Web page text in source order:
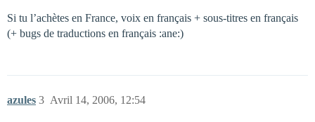
Si tu l’achètes en France, voix en français + sous-titres en français
(+ bugs de traductions en français :ane:)
azules Avril 14, 2006, 12:54
3